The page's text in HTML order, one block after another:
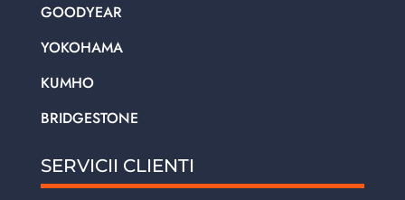
GOODYEAR
YOKOHAMA
KUMHO
BRIDGESTONE
SERVICII CLIENTI